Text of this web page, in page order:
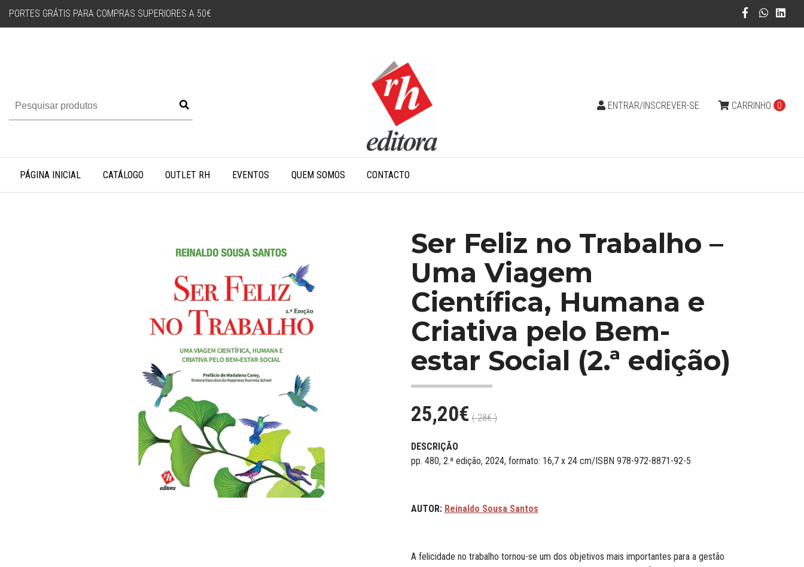
PORTES GRÁTIS PARA COMPRAS SUPERIORES A 50€
CARRINHO 0
ENTRAR/INSCREVER-SE
PÁGINA INICIAL CATÁLOGO OUTLET RH EVENTOS QUEM SOMOS CONTACTO
Ser Feliz no Trabalho –
Uma Viagem
Científica, Humana e
Criativa pelo Bem-
estar Social (2.ª edição)
25,20€ ( 28€ )
DESCRIÇÃO
pp. 480, 2.ª edição, 2024, formato: 16,7 x 24 cm/ISBN 978-972-8871-92-5
AUTOR: Reinaldo Sousa Santos
A felicidade no trabalho tornou-se um dos objetivos mais importantes para a gestão